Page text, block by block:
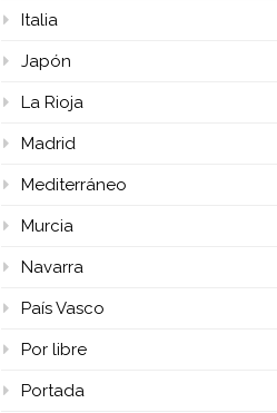
Italia
Japón
La Rioja
Madrid
Mediterráneo
Murcia
Navarra
País Vasco
Por libre
Portada